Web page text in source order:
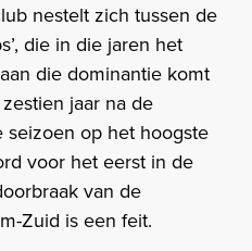
nestelt zich tussen de
die in die jaren het
die dominantie komt
jaar na de
op het hoogste
voor het eerst in de
van de
Zuid is een feit.